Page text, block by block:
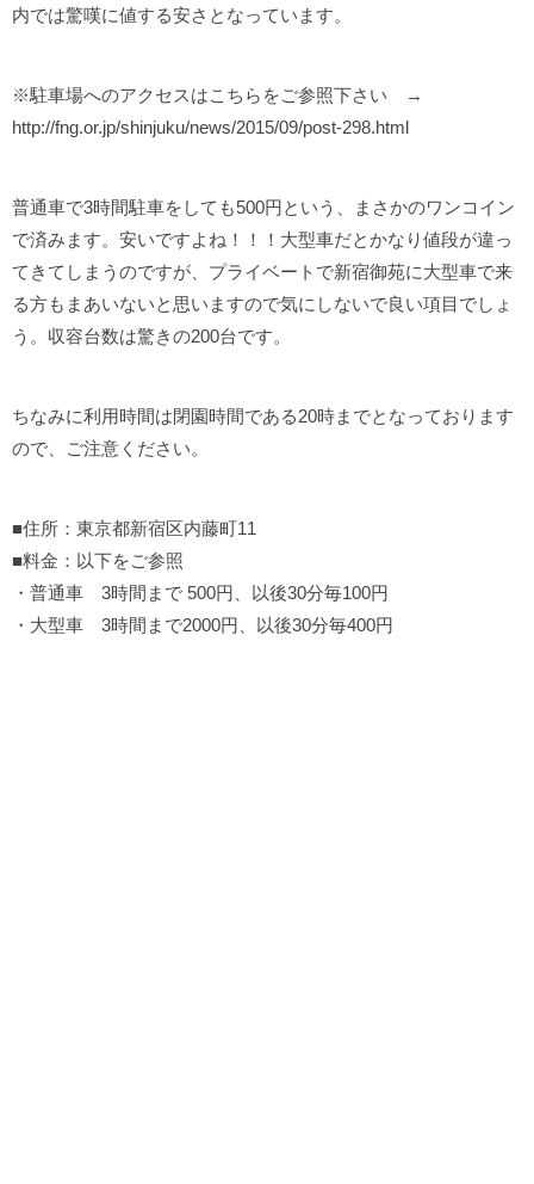
内では驚嘆に値する安さとなっています。
※駐車場へのアクセスはこちらをご参照下さい →
http://fng.or.jp/shinjuku/news/2015/09/post-298.html
普通車で3時間駐車をしても500円という、まさかのワンコイン
で済みます。安いですよね！！！大型車だとかなり値段が違っ
てきてしまうのですが、プライベートで新宿御苑に大型車で来
る方もまあいないと思いますので気にしないで良い項目でしょ
う。収容台数は驚きの200台です。
ちなみに利用時間は閉園時間である20時までとなっております
ので、ご注意ください。
■住所：東京都新宿区内藤町11
■料金：以下をご参照
・普通車 3時間まで 500円、以後30分毎100円
・大型車 3時間まで2000円、以後30分毎400円